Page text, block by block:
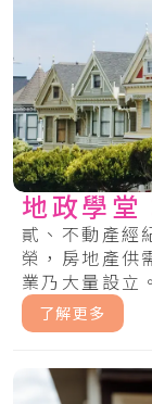
地政學堂
貳、不動產經
榮，房地產供
業乃大量設立
了解更多